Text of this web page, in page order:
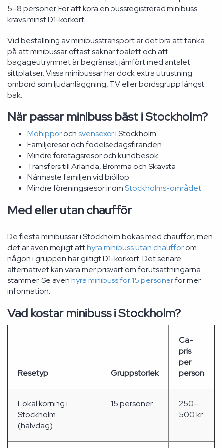
5–8 personer. För att köra en bussregistrerad minibuss
krävs minst D1-körkort.
Vid beställning av minibusstransport är det bra att tänka
på att minibussar oftast saknar toalett och att
bagageutrymmet är begränsat jämfört med antalet
sittplatser. Vissa minibussar har dock extra utrustning
ombord som ljudanläggning, TV eller bordsgrupp längst
bak.
När passar minibuss bäst i Stockholm?
Möhipporochsvensexori Stockholm
Familjeresor och födelsedagsfiranden
Mindre företagsresor och kundbesök
Transfers till Arlanda, Bromma och Skavsta
Närmaste familjen vid bröllop
Mindre föreningsresor inomStockholms-området
Med eller utan chaufför
De flesta minibussar i Stockholm bokas med chaufför, men
det är även möjligt atthyra minibuss utan chaufförom
någon i gruppen har giltigt D1-körkort. Det senare
alternativet kan vara mer prisvärt om förutsättningarna
stämmer. Se ävenhyra minibuss för 15 personerför mer
information.
Vad kostar minibuss i Stockholm?
Resetyp Gruppstorlek
Ca-
pris
per
person
Lokal körning i
Stockholm
(halvdag)
15 personer
250–
500 kr